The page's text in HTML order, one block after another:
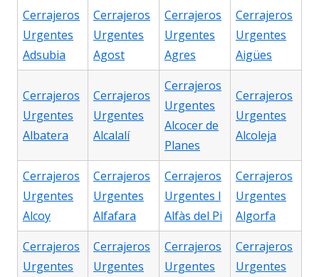
Cerrajeros
Urgentes
Adsubia
Cerrajeros
Urgentes
Agost
Cerrajeros
Urgentes
Agres
Cerrajeros
Urgentes
Aigües
Cerrajeros
Urgentes
Albatera
Cerrajeros
Urgentes
Alcalalí
Cerrajeros
Urgentes
Alcocer de
Planes
Cerrajeros
Urgentes
Alcoleja
Cerrajeros
Urgentes
Alcoy
Cerrajeros
Urgentes
Alfafara
Cerrajeros
Urgentes l
Alfàs del Pi
Cerrajeros
Urgentes
Algorfa
Cerrajeros
Urgentes
Cerrajeros
Urgentes
Cerrajeros
Urgentes
Cerrajeros
Urgentes